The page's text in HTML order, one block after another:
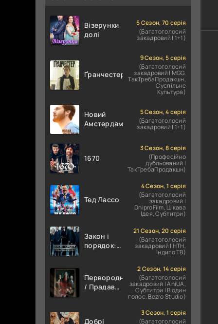
Візерунки
долі
5 Сезон, 70 серія
(Багатоголосий
закадровий | 1+1)
Ґранчестер
9 Сезон, 5 серія
(Багатоголосий
закадровий | MGG,
ТакТребаПродакшн,
Суспільне
Культура)
Новий
Амстердам
5 Сезон, 4 серія
(Багатоголосий
закадровий | 1+1)
1670
3 Сезон, 8 серія
(Професійно
дубльований |
ТакТребаПродакшн)
Тед Лассо
4 Сезон, 1 серія
(Багатоголосий
закадровий |
DniproFilm, Цікава
Ідея, Субтитри)
Закон і
порядок:
21 Сезон, 20 серія
(Багатоголосий
закадровий | НТН,
Індиго ТВ)
Первородні
/ Прадавні
2 Сезон, 14 серія
(Багатоголосий
закадровий | AniUA,
Субтитри | В один
голос, Bezro Studio)
Добрі
3 Сезон, 1 серія
(Багатоголосий